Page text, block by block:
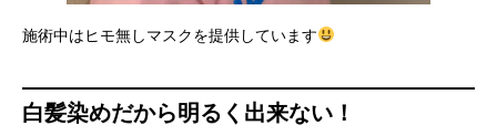
施術中はヒモ無しマスクを提供しています
白髪染めだから明るく出来ない！